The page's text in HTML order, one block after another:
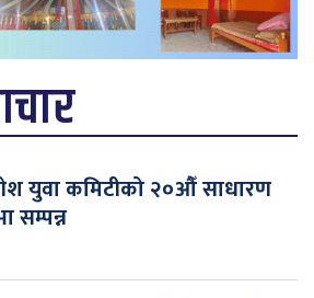
युवा कमिटीको २०औँ साधारण
सम्पन्न